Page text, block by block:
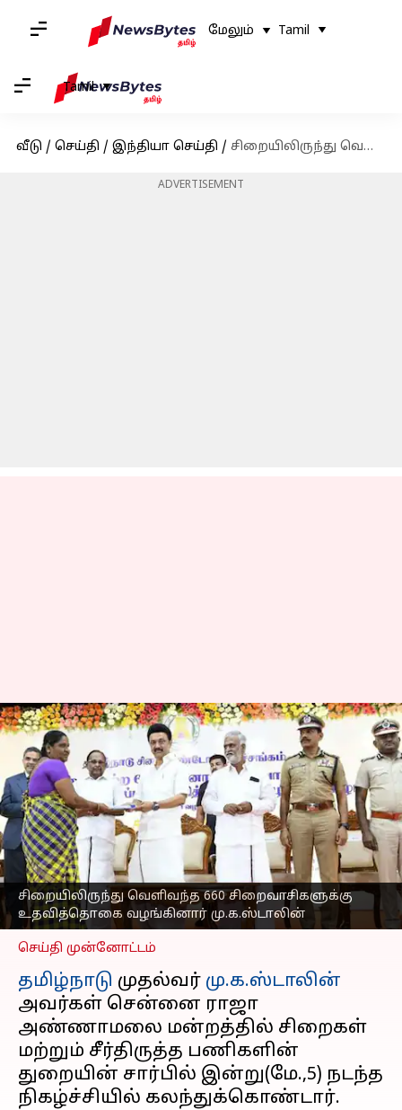
மேலும் Tamil
Tamil
வீடு / செய்தி / இந்தியா செய்தி / சிறையிலிருந்து வெளிவந்த 660 சிறைவாசிகளுக்கு உதவித்தொகை வழங்கினார் மு.க.ஸ்டாலின்
ADVERTISEMENT
சிறையிலிருந்து வெளிவந்த 660 சிறைவாசிகளுக்கு
உதவித்தொகை வழங்கினார் மு.க.ஸ்டாலின்
சிறையிலிருந்து
வெளிவந்த 660
சிறைவாசிகளுக்கு
உதவித்தொகை
வழங்கினார்
மு.க.ஸ்டாலின்
எழுதியவர் Nivetha P May 05, 2023 05:36 pm
செய்தி முன்னோட்டம்
தமிழ்நாடு முதல்வர் மு.க.ஸ்டாலின்
அவர்கள் சென்னை ராஜா
அண்ணாமலை மன்றத்தில் சிறைகள்
மற்றும் சீர்திருத்த பணிகளின்
துறையின் சார்பில் இன்று(மே.,5) நடந்த
நிகழ்ச்சியில் கலந்துக்கொண்டார்.